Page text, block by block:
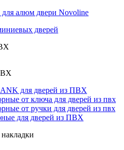
для алюм двери Novoline
дверей
для дверей из ПВХ
от ключа для дверей из пвх
от ручки для дверей из пвх
для дверей из ПВХ